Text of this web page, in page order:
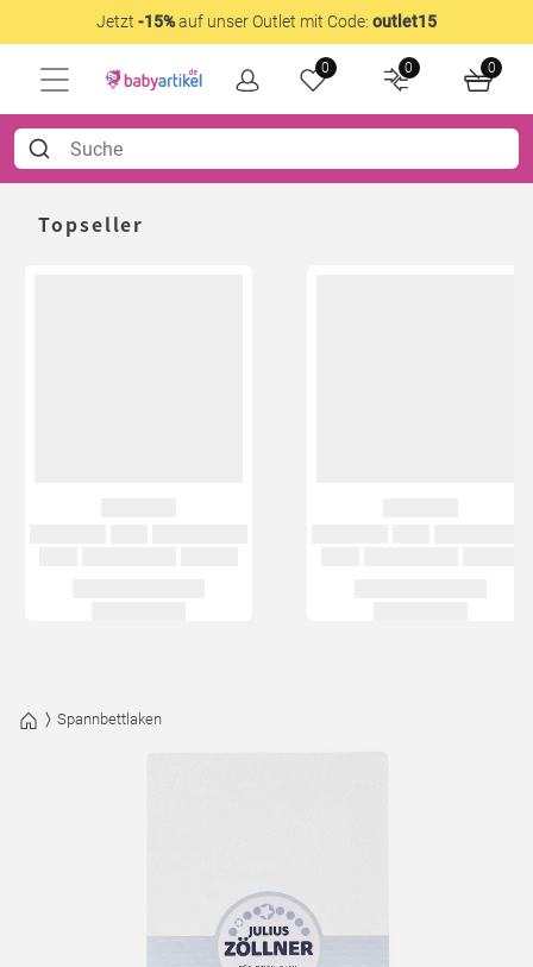
Jetzt -15%auf unser Outlet mit Code: outlet15
0 0 0
Topseller
Spannbettlaken